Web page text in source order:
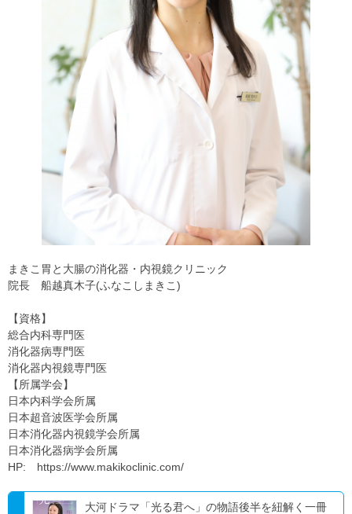
まきこ胃と大腸の消化器・内視鏡クリニック
院長 船越真木子(ふなこしまきこ)
【資格】
総合内科専門医
消化器病専門医
消化器内視鏡専門医
【所属学会】
日本内科学会所属
日本超音波医学会所属
日本消化器内視鏡学会所属
日本消化器病学会所属
HP: https://www.makikoclinic.com/
大河ドラマ「光る君へ」の物語後半を紐解く一冊